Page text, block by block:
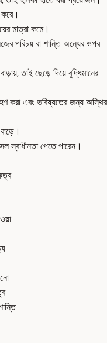
করে।
মাত্রা কমে।
পরিচয় বা শান্তি অন্যের ওপর
তাই ছেড়ে দিয়ে বুদ্ধিমানের
করা এবং ভবিষ্যতের জন্য অস্থির
স্বাধীনতা পেতে পারেন।